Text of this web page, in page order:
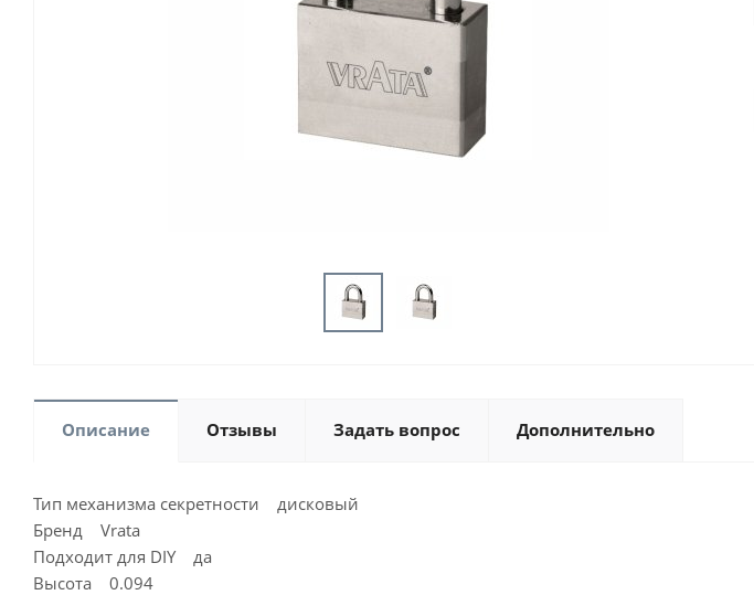
Описание Отзывы Задать вопрос Дополнительно
Тип механизма секретности дисковый
Бренд Vrata
Подходит для DIY да
Высота 0.094